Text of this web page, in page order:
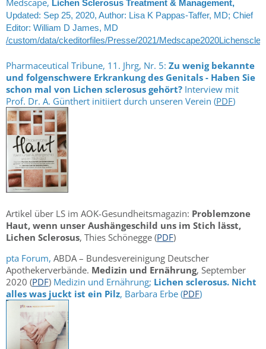
Medscape, Lichen Sclerosus Treatment & Management,
Updated: Sep 25, 2020, Author: Lisa K Pappas-Taffer, MD; Chief
Editor: William D James, MD
/custom/data/ckeditorfiles/Presse/2021/
Pharmaceutical Tribune, 11. Jhrg, Nr. 5: Zu wenig bekannte
und folgenschwere Erkrankung des Genitals - Haben Sie
schon mal von Lichen sclerosus gehört? Interview mit
Prof. Dr. A. Günthert initiiert durch unseren Verein (PDF)
Artikel über LS im AOK-Gesundheitsmagazin: Problemzone
Haut, wenn unser Aushängeschild uns im Stich lässt,
Lichen Sclerosus, Thies Schönegge (PDF)
pta Forum, ABDA – Bundesvereinigung Deutscher
Apothekerverbände. Medizin und Ernährung, September
2020 (PDF) Medizin und Ernährung; Lichen sclerosus. Nicht
alles was juckt ist ein Pilz, Barbara Erbe (PDF)